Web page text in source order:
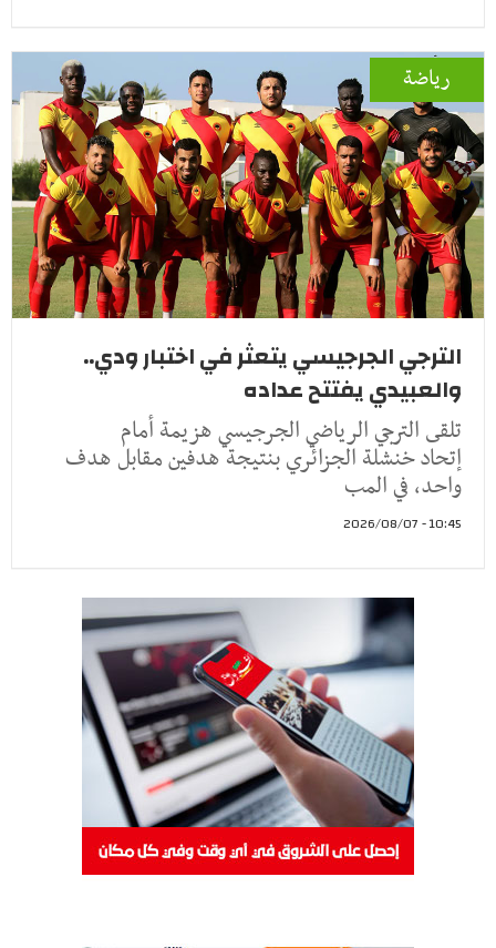
رياضة
الترجي الجرجيسي يتعثر في اختبار ودي..
والعبيدي يفتتح عداده
تلقى الترجي الرياضي الجرجيسي هزيمة أمام
إتحاد خنشلة الجزائري بنتيجة هدفين مقابل هدف
واحد، في المب
10:45 - 2026/08/07